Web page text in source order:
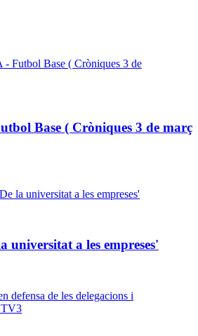
Base ( Cròniques 3 de març
universitat a les empreses'